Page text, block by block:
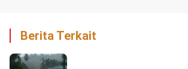
Berita Terkait